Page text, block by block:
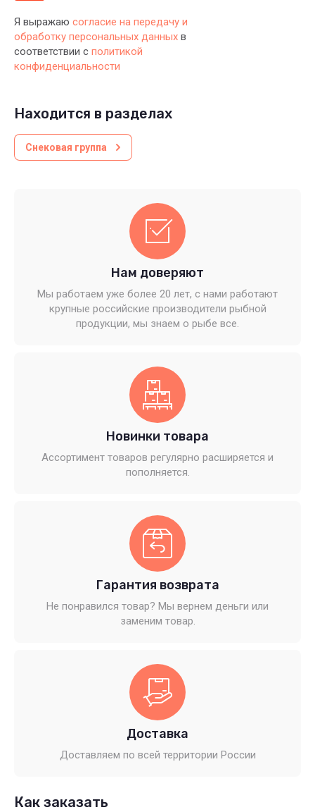
Я выражаю согласие на передачу и
обработку персональных данных в
соответствии с политикой
конфиденциальности
Находится в разделах
Снековая группа
Нам доверяют
Мы работаем уже более 20 лет, с нами работают
крупные российские производители рыбной
продукции, мы знаем о рыбе все.
Новинки товара
Ассортимент товаров регулярно расширяется и
пополняется.
Гарантия возврата
Не понравился товар? Мы вернем деньги или
заменим товар.
Доставка
Доставляем по всей территории России
Как заказать